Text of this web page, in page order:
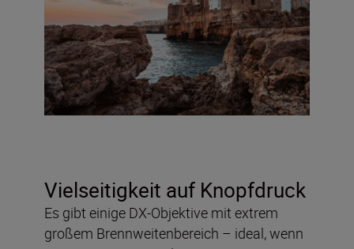
Vielseitigkeit auf Knopfdruck
Es gibt einige DX-Objektive mit extrem
großem Brennweitenbereich – ideal, wenn